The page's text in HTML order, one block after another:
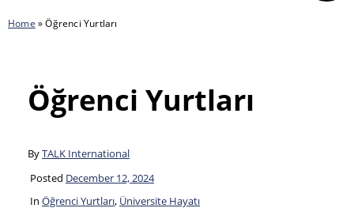
Home »Öğrenci Yurtları
Öğrenci Yurtları
ByTALK International
Posted December 12, 2024
In Öğrenci Yurtları, Üniversite Hayatı